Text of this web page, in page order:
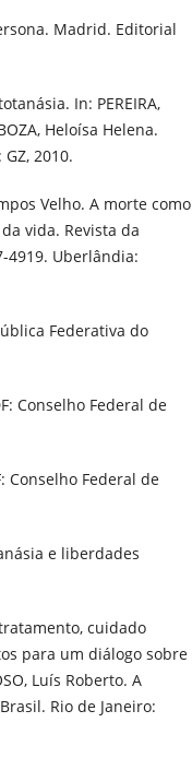
Madrid. Editorial
In: PEREIRA,
Heloísa Helena.
2010.
Velho. A morte como
vida. Revista da
4919. Uberlândia:
Federativa do
Conselho Federal de
Conselho Federal de
e liberdades
cuidado
para um diálogo sobre
Luís Roberto. A
Rio de Janeiro: